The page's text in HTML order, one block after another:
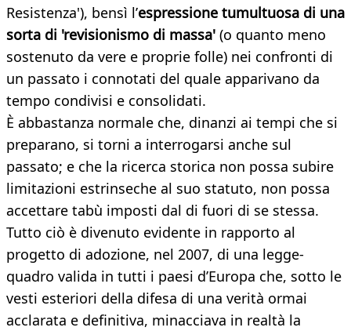
Resistenza'), bensì l’espressione tumultuosa di una
sorta di 'revisionismo di massa' (o quanto meno
sostenuto da vere e proprie folle) nei confronti di
un passato i connotati del quale apparivano da
tempo condivisi e consolidati.
È abbastanza normale che, dinanzi ai tempi che si
preparano, si torni a interrogarsi anche sul
passato; e che la ricerca storica non possa subire
limitazioni estrinseche al suo statuto, non possa
accettare tabù imposti dal di fuori di se stessa.
Tutto ciò è divenuto evidente in rapporto al
progetto di adozione, nel 2007, di una legge-
quadro valida in tutti i paesi d’Europa che, sotto le
vesti esteriori della difesa di una verità ormai
acclarata e definitiva, minacciava in realtà la